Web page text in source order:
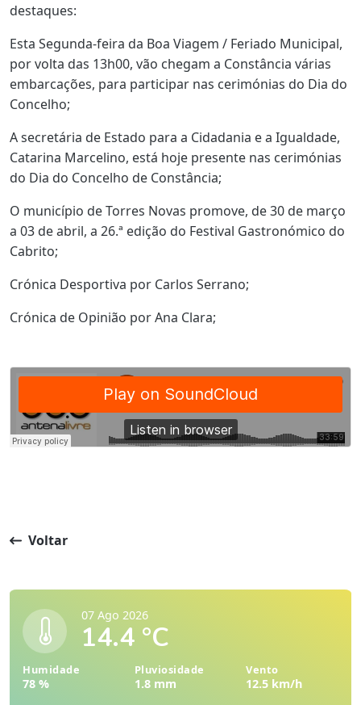
destaques:
Esta Segunda-feira da Boa Viagem / Feriado Municipal,
por volta das 13h00, vão chegam a Constância várias
embarcações, para participar nas cerimónias do Dia do
Concelho;
A secretária de Estado para a Cidadania e a Igualdade,
Catarina Marcelino, está hoje presente nas cerimónias
do Dia do Concelho de Constância;
O município de Torres Novas promove, de 30 de março
a 03 de abril, a 26.ª edição do Festival Gastronómico do
Cabrito;
Crónica Desportiva por Carlos Serrano;
Crónica de Opinião por Ana Clara;
Voltar
07 Ago 2026
14.4 °C
Humidade
78 %
Pluviosidade
1.8 mm
Vento
12.5 km/h